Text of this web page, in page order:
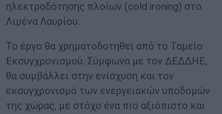
ηλεκτροδότησης πλοίων (cold ironing) στο
Λιμένα Λαυρίου.
Το έργο θα χρηματοδοτηθεί από το Ταμείο
Εκσυγχρονισμού. Σύμφωνα με τον ΔΕΔΔΗΕ,
θα συμβάλλει στην ενίσχυση και τον
εκσυγχρονισμό των ενεργειακών υποδομών
της χώρας, με στόχο ένα πιο αξιόπιστο και